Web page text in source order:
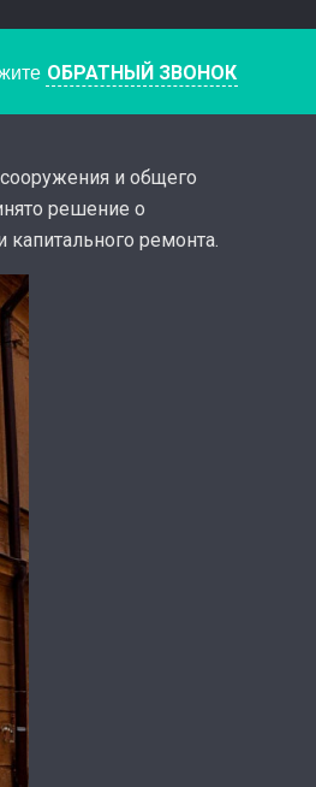
ОБРАТНЫЙ ЗВОНОК
и общего
решение о
ремонта.